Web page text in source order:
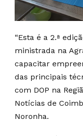
“Esta é a 2.ª
ministrada na
capacitar
das principais
com DOP na
Notícias de
Noronha.